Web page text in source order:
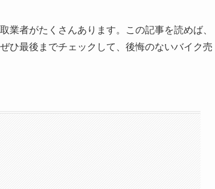
業者がたくさんあります。この記事を読めば、
ひ最後までチェックして、後悔のないバイク売